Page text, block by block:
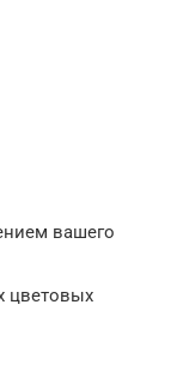
вашего
цветовых